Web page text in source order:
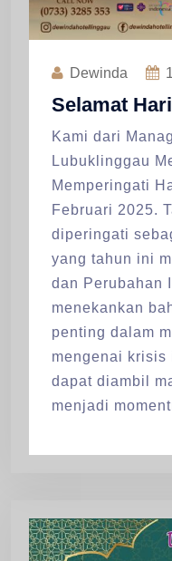
Dewinda
Selamat
​Kami dari
Lubuklinggau
Memperingati
Februari 2025.
diperingati
yang tahun ini
dan Perubahan
menekankan
penting dalam
mengenai krisis
dapat diambil
menjadi